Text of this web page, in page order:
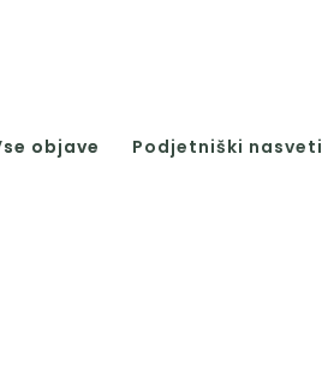
objave Podjetniški nasveti